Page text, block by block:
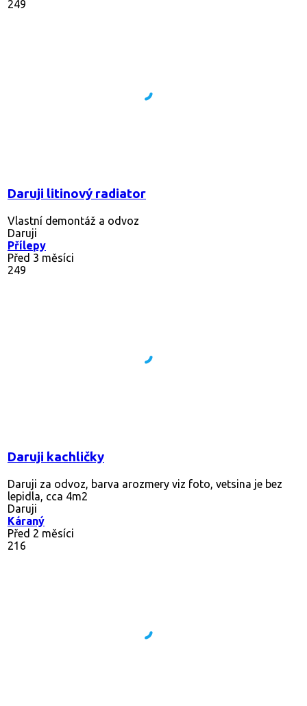
249
Daruji litinový radiator
Vlastní demontáž a odvoz
Daruji
Přílepy
Před 3 měsíci
249
Daruji kachličky
Daruji za odvoz, barva arozmery viz foto, vetsina je bez
lepidla, cca 4m2
Daruji
Káraný
Před 2 měsíci
216